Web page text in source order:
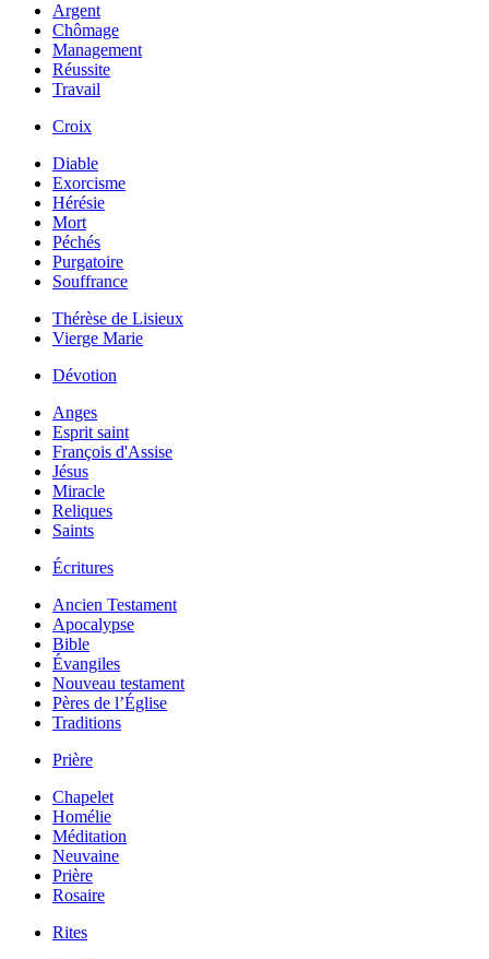
Argent
Chômage
Management
Réussite
Travail
Croix
Diable
Exorcisme
Hérésie
Mort
Péchés
Purgatoire
Souffrance
Thérèse de Lisieux
Vierge Marie
Dévotion
Anges
Esprit saint
François d'Assise
Jésus
Miracle
Reliques
Saints
Écritures
Ancien Testament
Apocalypse
Bible
Évangiles
Nouveau testament
Pères de l’Église
Traditions
Prière
Chapelet
Homélie
Méditation
Neuvaine
Prière
Rosaire
Rites